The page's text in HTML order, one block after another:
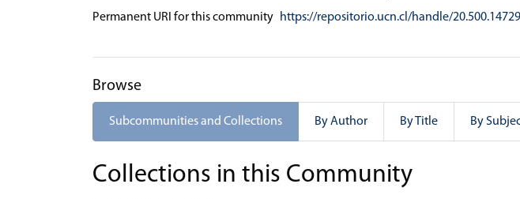
Permanent URI for this community https://repositorio.ucn.cl/handle/
Browse
Subcommunities and Collections By Author By Title By
Collections in this Community